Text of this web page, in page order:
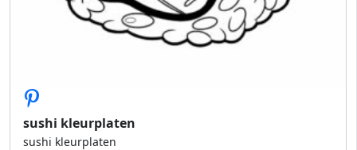
sushi kleurplaten
sushi kleurplaten